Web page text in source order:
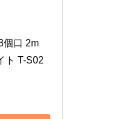
個口 2m
ト T-S02